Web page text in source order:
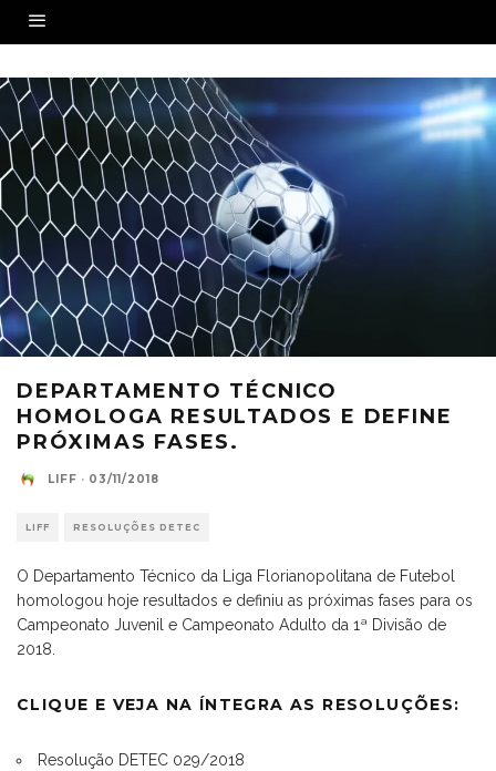
DEPARTAMENTO TÉCNICO
HOMOLOGA RESULTADOS E DEFINE
PRÓXIMAS FASES.
LIFF · 03/11/2018
LIFF RESOLUÇÕES DETEC
O Departamento Técnico da Liga Florianopolitana de Futebol
homologou hoje resultados e definiu as próximas fases para os
Campeonato Juvenil e Campeonato Adulto da 1ª Divisão de
2018.
CLIQUE E VEJA NA ÍNTEGRA AS RESOLUÇÕES:
Resolução DETEC 029/2018